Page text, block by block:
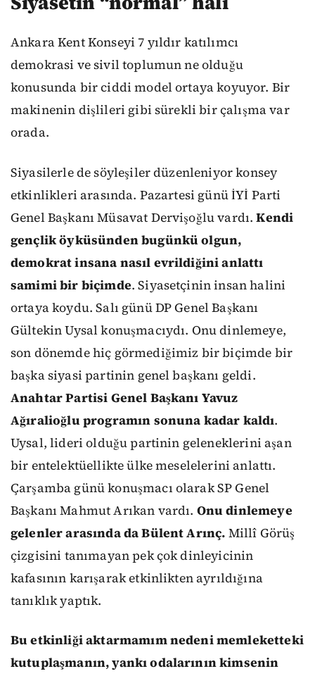
Ankara Kent Konseyi 7 yıldır katılımcı
demokrasi ve sivil toplumun ne olduğu
konusunda bir ciddi model ortaya koyuyor. Bir
makinenin dişlileri gibi sürekli bir çalışma var
orada.
Siyasilerle de söyleşiler düzenleniyor konsey
etkinlikleri arasında. Pazartesi günü İYİ Parti
Genel Başkanı Müsavat Dervişoğlu vardı.Kendi
gençlik öyküsünden bugünkü olgun,
demokrat insana nasıl evrildiğini anlattı
samimi bir biçimde. Siyasetçinin insan halini
ortaya koydu. Salı günü DP Genel Başkanı
Gültekin Uysal konuşmacıydı. Onu dinlemeye,
son dönemde hiç görmediğimiz bir biçimde bir
başka siyasi partinin genel başkanı geldi.
Anahtar Partisi Genel Başkanı Yavuz
Ağıralioğlu programın sonuna kadar kaldı.
Uysal, lideri olduğu partinin geleneklerini aşan
bir entelektüellikte ülke meselelerini anlattı.
Çarşamba günü konuşmacı olarak SP Genel
Başkanı Mahmut Arıkan vardı. Onu dinlemeye
gelenler arasında da Bülent Arınç. Millî Görüş
çizgisini tanımayan pek çok dinleyicinin
kafasının karışarak etkinlikten ayrıldığına
tanıklık yaptık.
Bu etkinliği aktarmamım nedeni memleketteki
kutuplaşmanın, yankı odalarının kimsenin